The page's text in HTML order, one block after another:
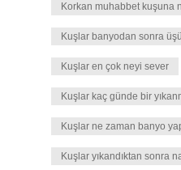
Korkan muhabbet kuşuna
Kuşlar banyodan sonra
Kuşlar en çok neyi sever
Kuşlar kaç günde bir
Kuşlar ne zaman banyo
Kuşlar yıkandıktan sonra